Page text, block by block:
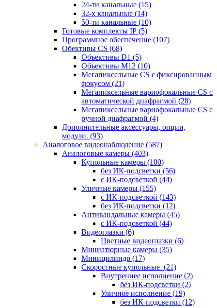
24-ти канальные (15)
32-х канальные (14)
50-ти канальные (10)
Готовые комплекты IP (5)
Программное обеспечение (107)
Обективы CS (68)
Объективы D1 (5)
Объективы M12 (10)
Мегапиксельные CS c фиксированным
фокусом (21)
Мегапиксельные вариофокальные CS c
автоматической диафрагмой (28)
Мегапиксельные вариофокальные CS c
ручной диафрагмой (4)
Дополнительные аксессуары, опции,
модули. (93)
Аналоговое видеонаблюдение (587)
Аналоговые камеры (403)
Купольные камеры (100)
без ИК-подсветки (56)
с ИК-подсветкой (44)
Уличные камеры (155)
с ИК-подсветкой (143)
без ИК-подсветки (12)
Антивандальные камеры (45)
с ИК-подсветкой (44)
Видеоглазки (6)
Цветные видеоглазки (6)
Миниатюрные камеры (35)
Миницилиндр (17)
Скоростные купольные (21)
Внутреннее исполнение (2)
без ИК-подсветки (2)
Уличное исполнение (19)
без ИК-подсветки (12)